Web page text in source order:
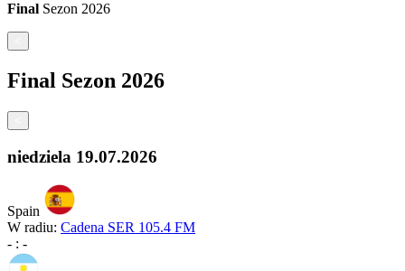
Final Sezon 2026
Final Sezon 2026
niedziela 19.07.2026
Spain
W radiu: Cadena SER 105.4 FM
- : -